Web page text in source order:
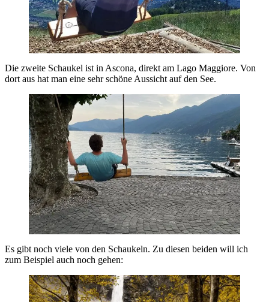
Die zweite Schaukel ist in Ascona, direkt am Lago Maggiore. Von
dort aus hat man eine sehr schöne Aussicht auf den See.
Es gibt noch viele von den Schaukeln. Zu diesen beiden will ich
zum Beispiel auch noch gehen: